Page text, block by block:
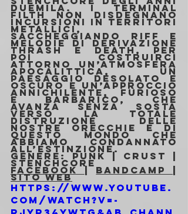
duemila. I Terminal
Filth non disdegnano
incursioni in territori
metallici,
saccheggiando riff e
melodie di derivazione
thrash e death, per
poi costruirci
attorno un’atmosfera
apocalittica, un
paesaggio desolato e
oscuro e un’approccio
annichilente, furioso
e barbarico, che
avanza senza sosta
verso la totale
distruzione delle
nostre orecchie e di
questo mondo che
abbiamo condannato
all’estinzione.
Genere: Punk | Crust |
Stenchcore
Facebook | Bandcamp
Sito Web
https://www.youtube.
com/watch?v=-